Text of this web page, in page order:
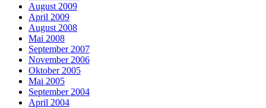
August 2009
April 2009
August 2008
Mai 2008
September 2007
November 2006
Oktober 2005
Mai 2005
September 2004
April 2004